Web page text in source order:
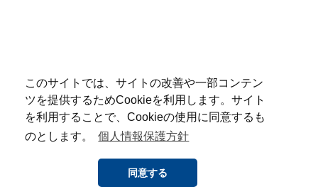
このサイトでは、サイトの改善や一部コンテン
ツを提供するためCookieを利用します。サイト
を利用することで、Cookieの使用に同意するも
のとします。
個人情報保護方針
同意する